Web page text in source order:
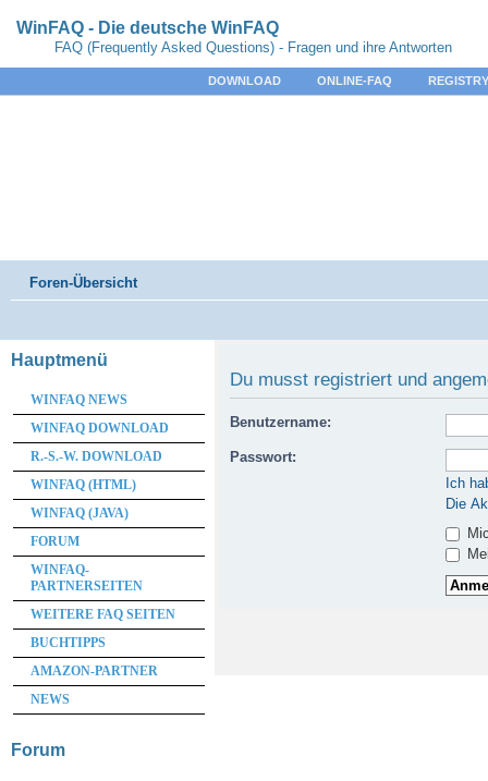
WinFAQ - Die deutsche WinFAQ
FAQ (Frequently Asked Questions) - Fragen und ihre Antworten
DOWNLOAD ONLINE-FAQ
Foren-Übersicht
Du musst registriert und
Benutzername:
Passwort:
Ich
Die
Hauptmenü
WINFAQ NEWS
WINFAQ DOWNLOAD
R.-S.-W. DOWNLOAD
WINFAQ (HTML)
WINFAQ (JAVA)
FORUM
WINFAQ-
PARTNERSEITEN
WEITERE FAQ SEITEN
BUCHTIPPS
AMAZON-PARTNER
NEWS
Forum